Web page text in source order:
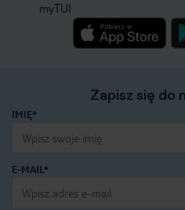
myTUI
Zapisz się do
IMIĘ*
E-MAIL*